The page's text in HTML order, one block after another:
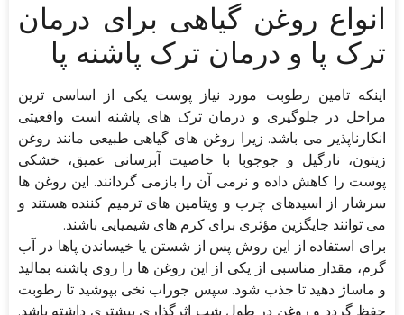
انواع روغن گیاهی برای درمان
ترک پا و درمان ترک پاشنه پا
اینکه تامین رطوبت مورد نیاز پوست یکی از اساسی ترین
مراحل در جلوگیری و درمان ترک های پاشنه است واقعیتی
انکارناپذیر می باشد. زیرا روغن های گیاهی طبیعی مانند روغن
زیتون، نارگیل و جوجوبا با خاصیت آبرسانی عمیق، خشکی
پوست را کاهش داده و نرمی آن را بازمی گردانند. این روغن ها
سرشار از اسیدهای چرب و ویتامین های ترمیم کننده هستند و
می توانند جایگزین مؤثری برای کرم های شیمیایی باشند.
برای استفاده از این روش پس از شستن یا خیساندن پاها در آب
گرم، مقدار مناسبی از یکی از این روغن ها را روی پاشنه بمالید
و ماساژ دهید تا جذب شود. سپس جوراب نخی بپوشید تا رطوبت
حفظ گردد و روغن در طول شب اثرگذاری بیشتری داشته باشد.